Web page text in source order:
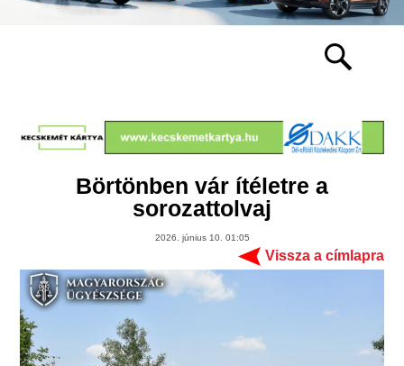
Börtönben vár ítéletre a
sorozattolvaj
2026. június 10. 01:05
Vissza a címlapra